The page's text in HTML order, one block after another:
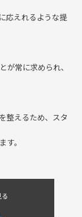
とは違い、思い入
ります。
様に提供する必要
えれるような提
が常に求められ、
整えるため、スタ